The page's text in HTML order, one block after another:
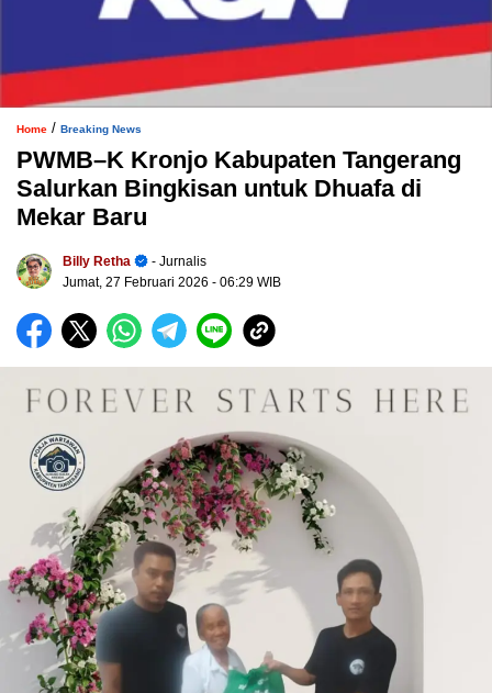
Home / Breaking News
PWMB–K Kronjo Kabupaten Tangerang
Salurkan Bingkisan untuk Dhuafa di
Mekar Baru
Billy Retha
- Jurnalis
Jumat, 27 Februari 2026 - 06:29 WIB